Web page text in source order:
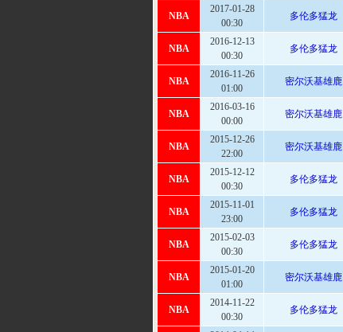
NBA
2017-01-28
00:30
多伦多猛龙
NBA
2016-12-13
00:30
多伦多猛龙
NBA
2016-11-26
01:00
密尔沃基雄鹿
NBA
2016-03-16
00:00
密尔沃基雄鹿
NBA
2015-12-26
22:00
密尔沃基雄鹿
NBA
2015-12-12
00:30
多伦多猛龙
NBA
2015-11-01
23:00
多伦多猛龙
NBA
2015-02-03
00:30
多伦多猛龙
NBA
2015-01-20
01:00
密尔沃基雄鹿
NBA
2014-11-22
00:30
多伦多猛龙